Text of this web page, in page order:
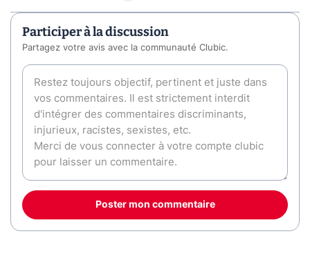
Participer à la discussion
Partagez votre avis avec la communauté Clubic.
Poster mon commentaire